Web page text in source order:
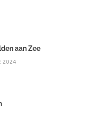
aan Zee
2024